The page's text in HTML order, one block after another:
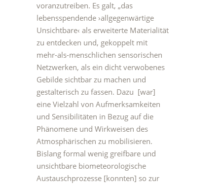
voranzutreiben. Es galt, „das
lebensspendende ›allgegenwärtige
Unsichtbare‹ als erweiterte Materialität
zu entdecken und, gekoppelt mit
mehr-als-menschlichen sensorischen
Netzwerken, als ein dicht verwobenes
Gebilde sichtbar zu machen und
gestalterisch zu fassen. Dazu [war]
eine Vielzahl von Aufmerksamkeiten
und Sensibilitäten in Bezug auf die
Phänomene und Wirkweisen des
Atmosphärischen zu mobilisieren.
Bislang formal wenig greifbare und
unsichtbare biometeorologische
Austauschprozesse [konnten] so zur